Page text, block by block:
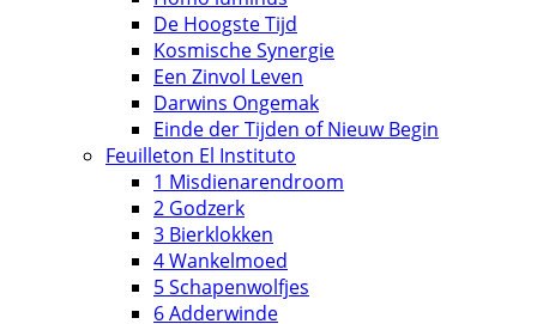
De Hoogste Tijd
Kosmische Synergie
Een Zinvol Leven
Darwins Ongemak
Einde der Tijden of Nieuw Begin
Feuilleton El Instituto
1 Misdienarendroom
2 Godzerk
3 Bierklokken
4 Wankelmoed
5 Schapenwolfjes
6 Adderwinde